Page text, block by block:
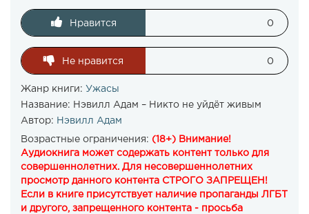
Нравится 0
Не нравится 0
Жанр книги: Ужасы
Название: Нэвилл Адам – Никто не уйдёт живым
Автор: Нэвилл Адам
Возрастные ограничения: (18+) Внимание!
Аудиокнига может содержать контент только для
совершеннолетних. Для несовершеннолетних
просмотр данного контента СТРОГО ЗАПРЕЩЕН!
Если в книге присутствует наличие пропаганды ЛГБТ
и другого, запрещенного контента - просьба